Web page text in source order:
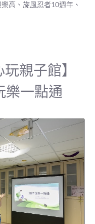
高 、 旋風忍者10週年 、
親子館】
樂一點通